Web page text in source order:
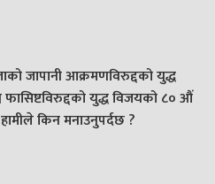
जापानी आक्रमणविरुद्दको युद्ध
फासिष्टविरुद्दको युद्ध विजयको ८० औं
हामीले किन मनाउनुपर्दछ ?